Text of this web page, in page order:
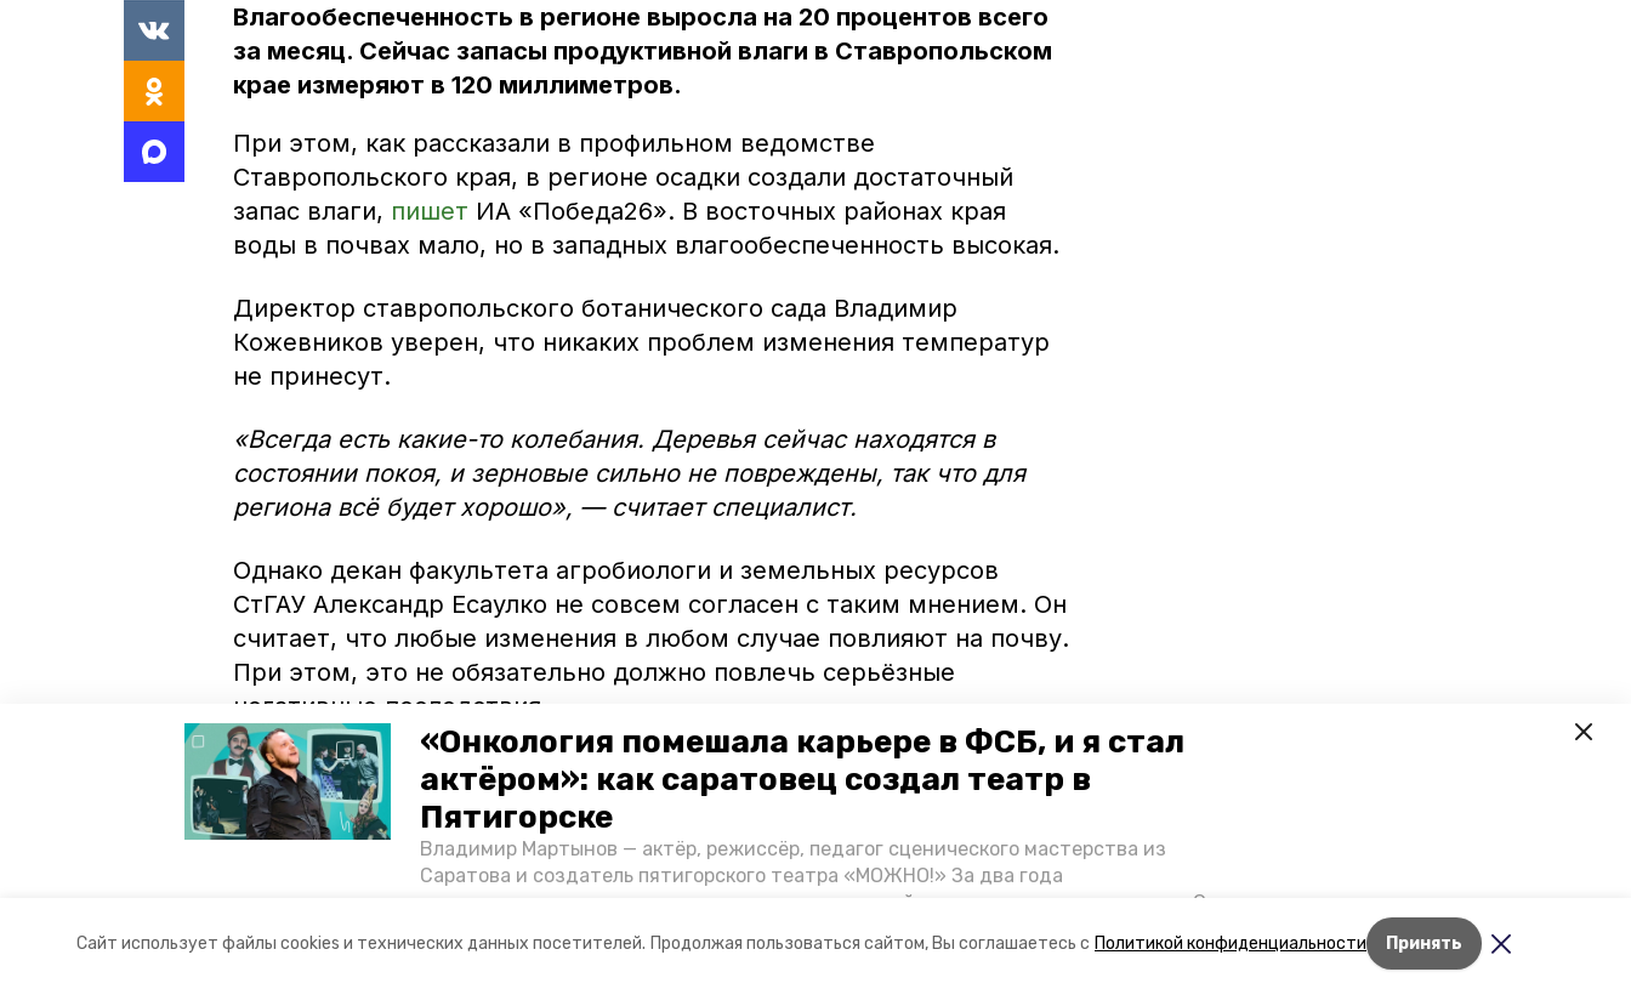
Сайт использует файлы cookies и технических данных посетителей. Продолжая пользоваться сайтом, Вы соглашаетесь с Политикой конфиденциальности Принять
«Онкология помешала карьере в ФСБ, и я стал
актёром»: как саратовец создал театр в
Пятигорске
Владимир Мартынов — актёр, режиссёр, педагог сценического мастерства из
Саратова и создатель пятигорского театра «МОЖНО!» За два года
существования театр выпустил восемь спектаклей, впереди — новые премьеры. О
корреспонденту «Портала Пятигорска».
Лента новостей
Влагообеспеченность в регионе выросла на 20 процентов всего
за месяц. Сейчас запасы продуктивной влаги в Ставропольском
крае измеряют в 120 миллиметров.
При этом, как рассказали в профильном ведомстве
Ставропольского края, в регионе осадки создали достаточный
запас влаги, пишет ИА «Победа26». В восточных районах края
воды в почвах мало, но в западных влагообеспеченность высокая.
Директор ставропольского ботанического сада Владимир
Кожевников уверен, что никаких проблем изменения температур
не принесут.
«Всегда есть какие-то колебания. Деревья сейчас находятся в
состоянии покоя, и зерновые сильно не повреждены, так что для
региона всё будет хорошо», — считает специалист.
Однако декан факультета агробиологи и земельных ресурсов
СтГАУ Александр Есаулко не совсем согласен с таким мнением. Он
считает, что любые изменения в любом случае повлияют на почву.
При этом, это не обязательно должно повлечь серьёзные
негативные последствия.
«Любые температуры, как экстремально низкие, так и высокие,
влияют на посевы озимых культур. Также и различные погодные
условия: дождь, снег, ветер — отражаются в будущем на урожае»,
— рассказал учёный.